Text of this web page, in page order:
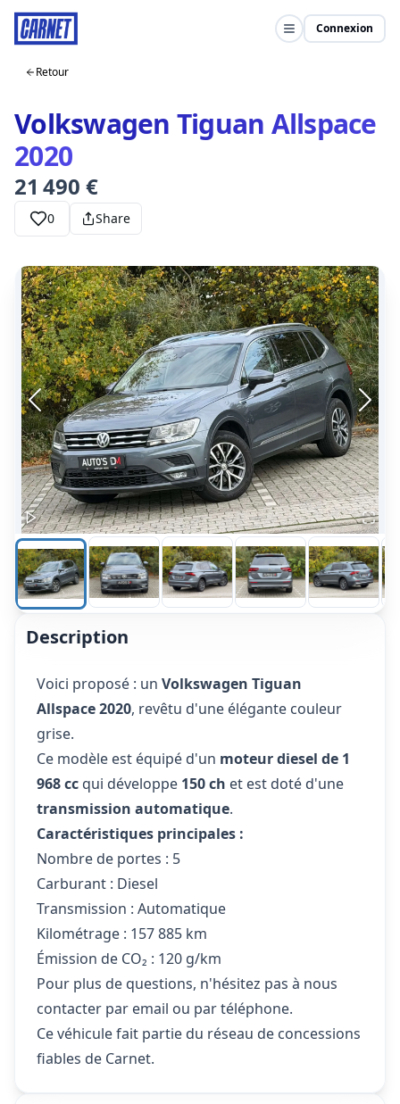
Connexion
Retour
Volkswagen Tiguan Allspace
2020
21 490 €
0 Share
Description
Voici proposé : un Volkswagen Tiguan
Allspace 2020, revêtu d'une élégante couleur
grise.
Ce modèle est équipé d'un moteur diesel de 1
968 cc qui développe 150 ch et est doté d'une
transmission automatique.
Caractéristiques principales :
Nombre de portes : 5
Carburant : Diesel
Transmission : Automatique
Kilométrage : 157 885 km
Émission de CO₂ : 120 g/km
Pour plus de questions, n'hésitez pas à nous
contacter par email ou par téléphone.
Ce véhicule fait partie du réseau de concessions
fiables de Carnet.